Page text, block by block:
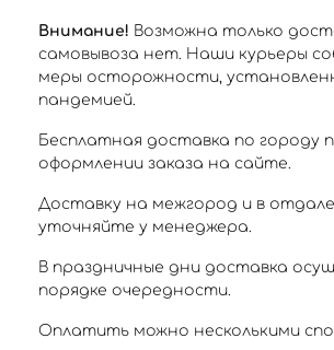
Внимание! Возможна только
самовывоза нет. Наши курьеры
меры осторожности,
пандемией.
Бесплатная доставка по городу
оформлении заказа на сайте.
Доставку на межгород и в
уточняйте у менеджера.
В праздничные дни доставка
порядке очередности.
Оплатить можно несколькими